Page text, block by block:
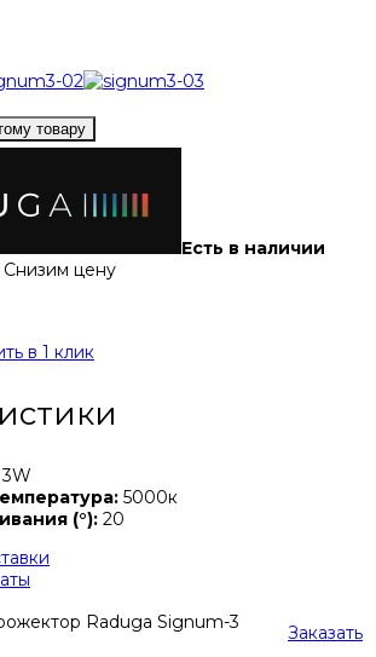
товару
Есть в наличии
цену
в 1 клик
3W
5000к
(°): 20
Raduga Signum-3
Заказать